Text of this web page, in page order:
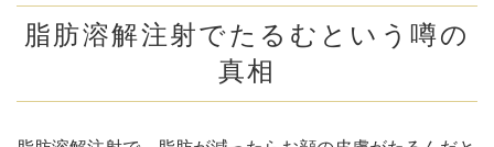
脂肪溶解注射でたるむという噂の
真相